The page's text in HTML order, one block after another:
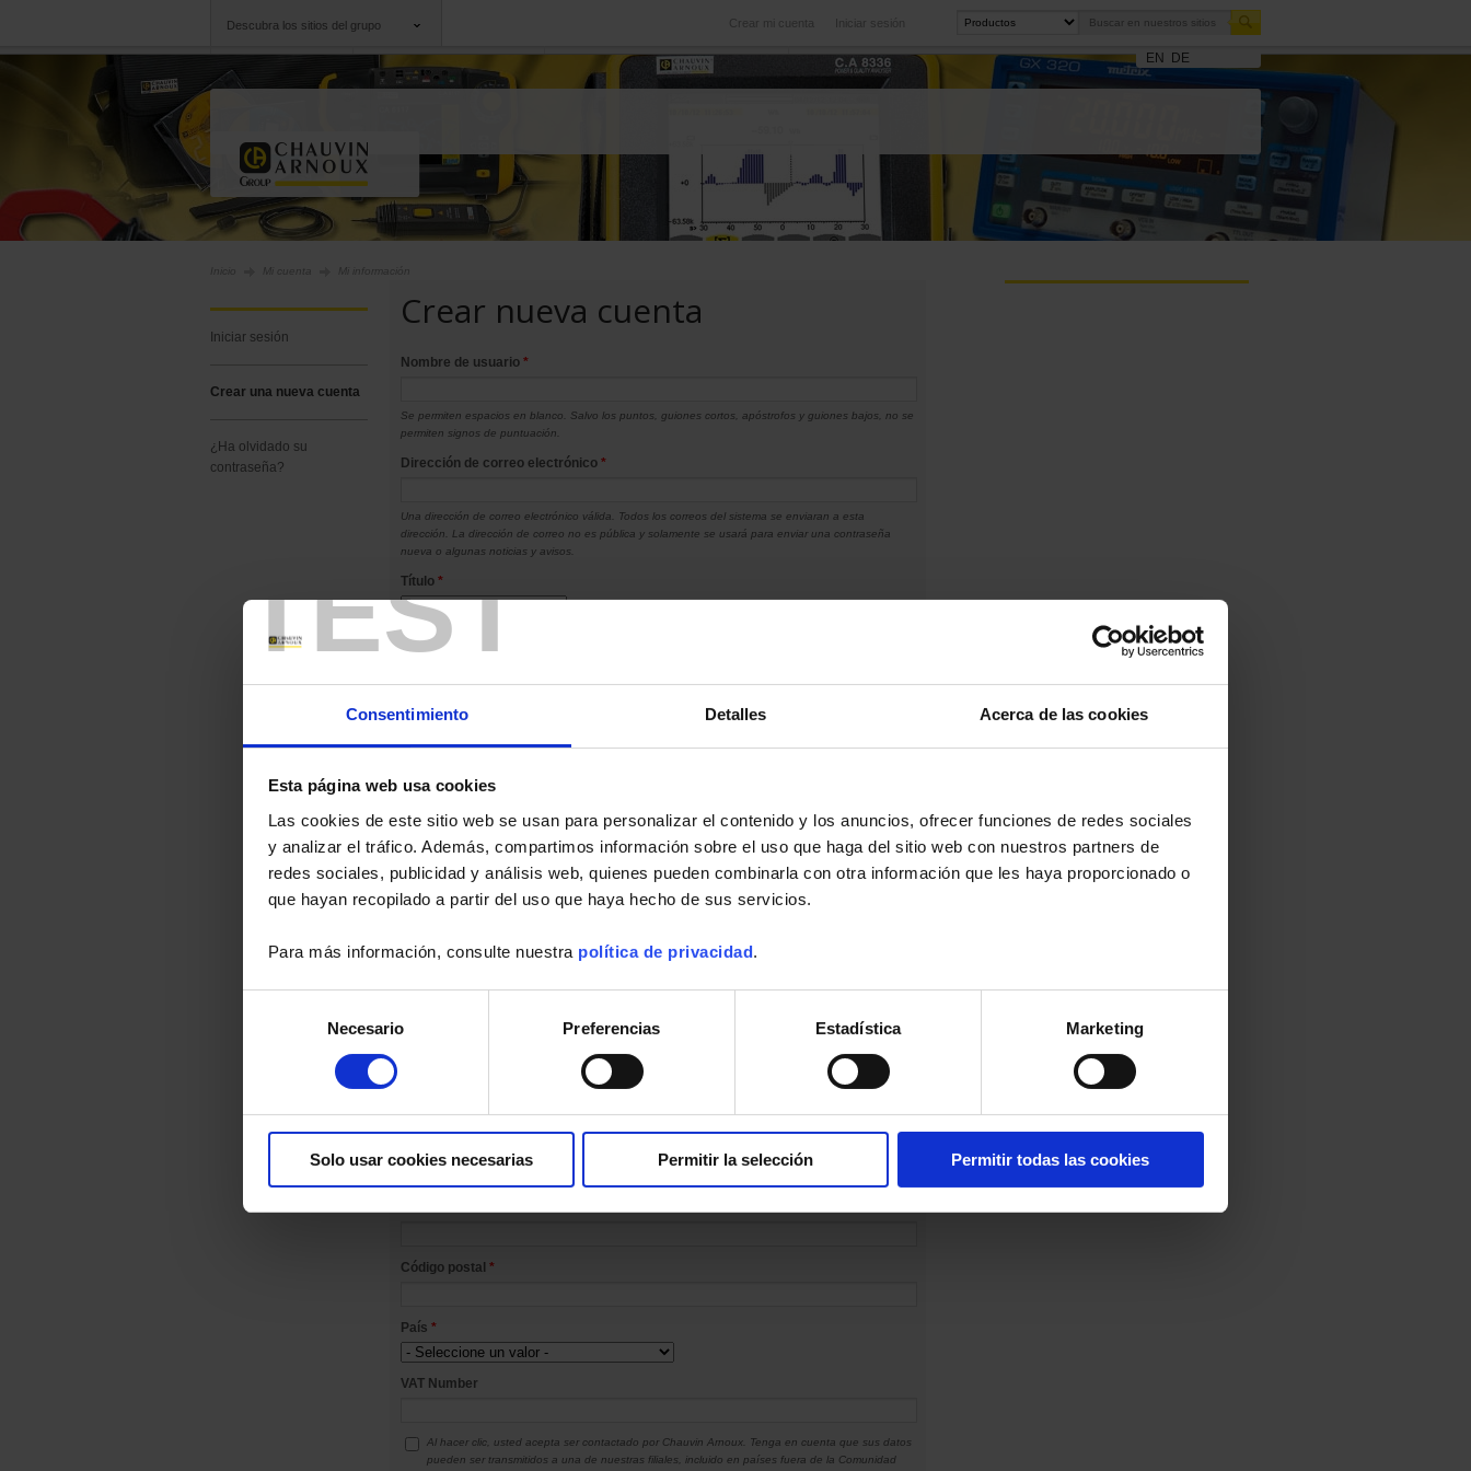
TEST
Consentimiento Detalles Acerca de las cookies
Esta página web usa cookies
Las cookies de este sitio web se usan para personalizar el contenido y los anuncios, ofrecer funciones de redes sociales
y analizar el tráfico. Además, compartimos información sobre el uso que haga del sitio web con nuestros partners de
redes sociales, publicidad y análisis web, quienes pueden combinarla con otra información que les haya proporcionado o
que hayan recopilado a partir del uso que haya hecho de sus servicios.
Para más información, consulte nuestra política de privacidad.
consentimiento
Necesario Preferencias Estadística Marketing
Solo usar cookies necesarias Permitir la selección Permitir todas las cookies
Descubra los sitios del grupo Iniciar sesión
Crear mi cuenta
Grupo
Chauvin Arnoux
Empresas
Una oferta a su servicio
Internacional
Nuestras filiales en el extranjero
EN DE
Inicio Mi cuenta Mi información
iniciar sesión
crear una nueva cuenta
¿ha olvidado su
contraseña?
Crear nueva cuenta
Nombre de usuario *
Se permiten espacios en blanco. Salvo los puntos, guiones cortos, apóstrofos y guiones bajos, no se
permiten signos de puntuación.
Dirección de correo electrónico *
Una dirección de correo electrónico válida. Todos los correos del sistema se enviaran a esta
dirección. La dirección de correo no es pública y solamente se usará para enviar una contraseña
nueva o algunas noticias y avisos.
Título *
Apellidos
Teléfono
Teléfono móvil
Código postal *
País *
VAT Number
Al hacer clic, usted acepta ser contactado por Chauvin Arnoux. Tenga en cuenta que sus datos
pueden ser transmitidos a una de nuestras filiales, incluido en países fuera de la Comunidad